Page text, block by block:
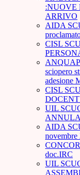
:NUOVE
ARRIVO
AIDA
CISL
ANQUAP
sciopero
adesione
CISL
UIL
AIDA
novembre
doc.IRC
UIL